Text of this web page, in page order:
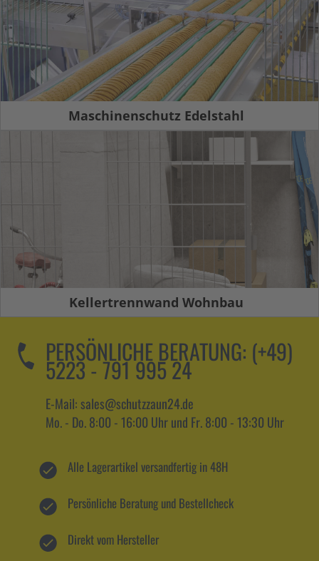
Maschinenschutz Edelstahl
Kellertrennwand Wohnbau
PERSÖNLICHE BERATUNG: (+49)
5223 - 791 995 24
E-Mail: sales@schutzzaun24.de
Mo. - Do. 8:00 - 16:00 Uhr und Fr. 8:00 - 13:30 Uhr
Alle Lagerartikel versandfertig in 48H
Persönliche Beratung und Bestellcheck
Direkt vom Hersteller